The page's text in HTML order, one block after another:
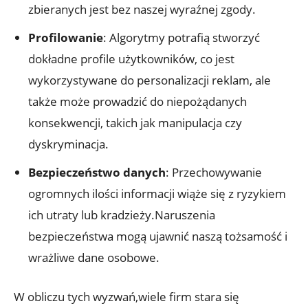
zbieranych jest‌ bez naszej wyraźnej⁢ zgody.
Profilowanie: Algorytmy potrafią stworzyć
dokładne profile użytkowników, co jest
wykorzystywane do personalizacji reklam,⁤ ale
także może prowadzić do niepożądanych
konsekwencji, ⁤takich jak manipulacja czy
dyskryminacja.
Bezpieczeństwo danych: Przechowywanie
ogromnych ilości informacji wiąże ​się z⁣ ryzykiem
ich utraty lub kradzieży.Naruszenia
‌bezpieczeństwa mogą ujawnić naszą tożsamość i
wrażliwe dane⁤ osobowe.
W obliczu tych wyzwań,wiele firm stara się